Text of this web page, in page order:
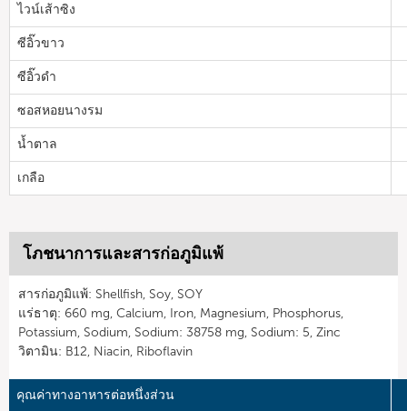
ไวน์เส้าซิง
ซีอิ๊วขาว
ซีอิ๊วดำ
ซอสหอยนางรม
น้ำตาล
เกลือ
โภชนาการและสารก่อภูมิแพ้
สารก่อภูมิแพ้: Shellfish, Soy, SOY
แร่ธาตุ: 660 mg, Calcium, Iron, Magnesium, Phosphorus,
Potassium, Sodium, Sodium: 38758 mg, Sodium: 5, Zinc
วิตามิน: B12, Niacin, Riboflavin
คุณค่าทางอาหารต่อหนึ่งส่วน